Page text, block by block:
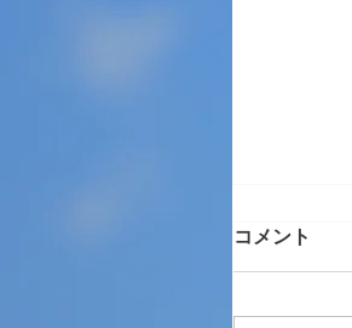
コメント